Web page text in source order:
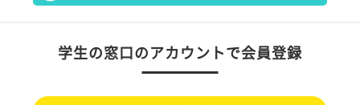
学生の窓口のアカウントで会員登録